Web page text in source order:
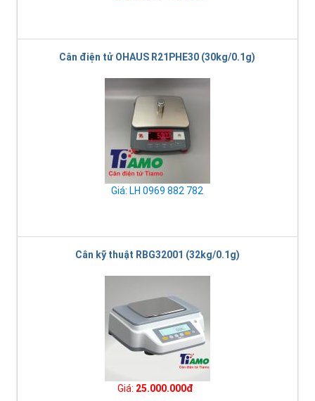
Cân điện tử OHAUS R21PHE30 (30kg/0.1g)
Giá: LH 0969 882 782
Cân kỹ thuật RBG32001 (32kg/0.1g)
Giá: 25.000.000đ